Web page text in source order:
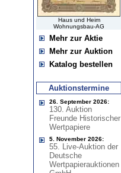
Haus und Heim
Wohnungsbau-AG
Mehr zur Aktie
Mehr zur Auktion
Katalog bestellen
Auktionstermine
26. September 2026:
130. Auktion
Freunde Historischer
Wertpapiere
5. November 2026:
55. Live-Auktion der
Deutsche
Wertpapierauktionen